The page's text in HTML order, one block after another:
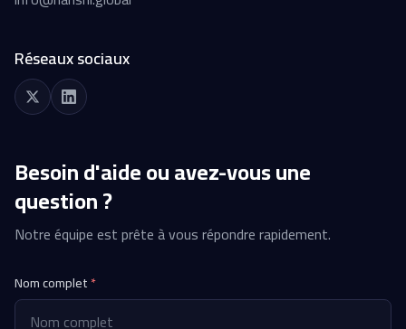
Réseaux sociaux
Besoin d'aide ou avez-vous une
question ?
Notre équipe est prête à vous répondre rapidement.
Nom complet*